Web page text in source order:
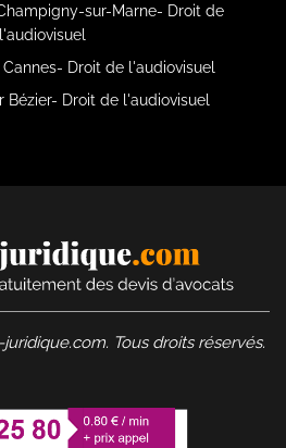
sur-Marne- Droit de
l'audiovisuel
Droit de l'audiovisuel
Bézier- Droit de l'audiovisuel
Tous droits réservés.